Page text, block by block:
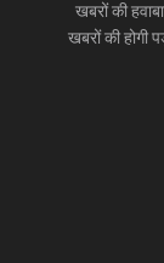
खबरों की
खबरों की